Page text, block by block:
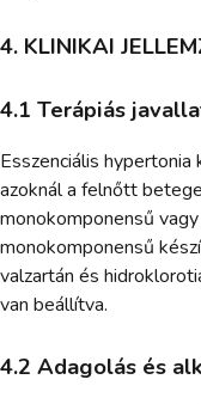
4. KLINIKAI
4.1 Terápiás
Esszenciális
azoknál a felnőtt
monokomponensű
monokomponensű
valzartán és
van beállítva.
4.2 Adagolás és